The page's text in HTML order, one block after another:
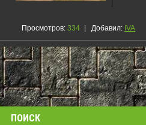
Просмотров: 334 | Добавил: IVA
ПОИСК